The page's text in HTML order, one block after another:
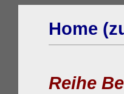
Home
Reihe